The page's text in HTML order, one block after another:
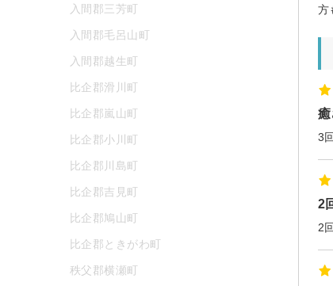
方
癒
3
2
2
入間郡三芳町
入間郡毛呂山町
入間郡越生町
比企郡滑川町
比企郡嵐山町
比企郡小川町
比企郡川島町
比企郡吉見町
比企郡鳩山町
比企郡ときがわ町
秩父郡横瀬町